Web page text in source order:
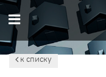
к списку